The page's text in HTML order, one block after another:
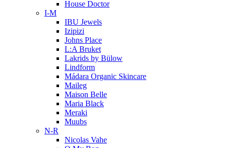
House Doctor
I-M
IBU Jewels
Izipizi
Johns Place
L:A Bruket
Lakrids by Bülow
Lindform
Mádara Organic Skincare
Maileg
Maison Belle
Maria Black
Meraki
Muubs
N-R
Nicolas Vahe